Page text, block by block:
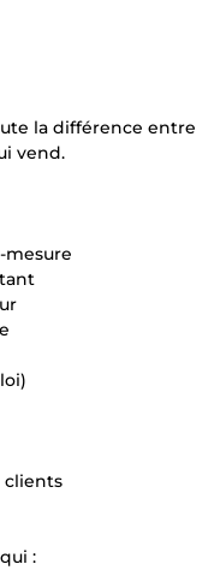
la différence entre
vend.
mesure
clients
: